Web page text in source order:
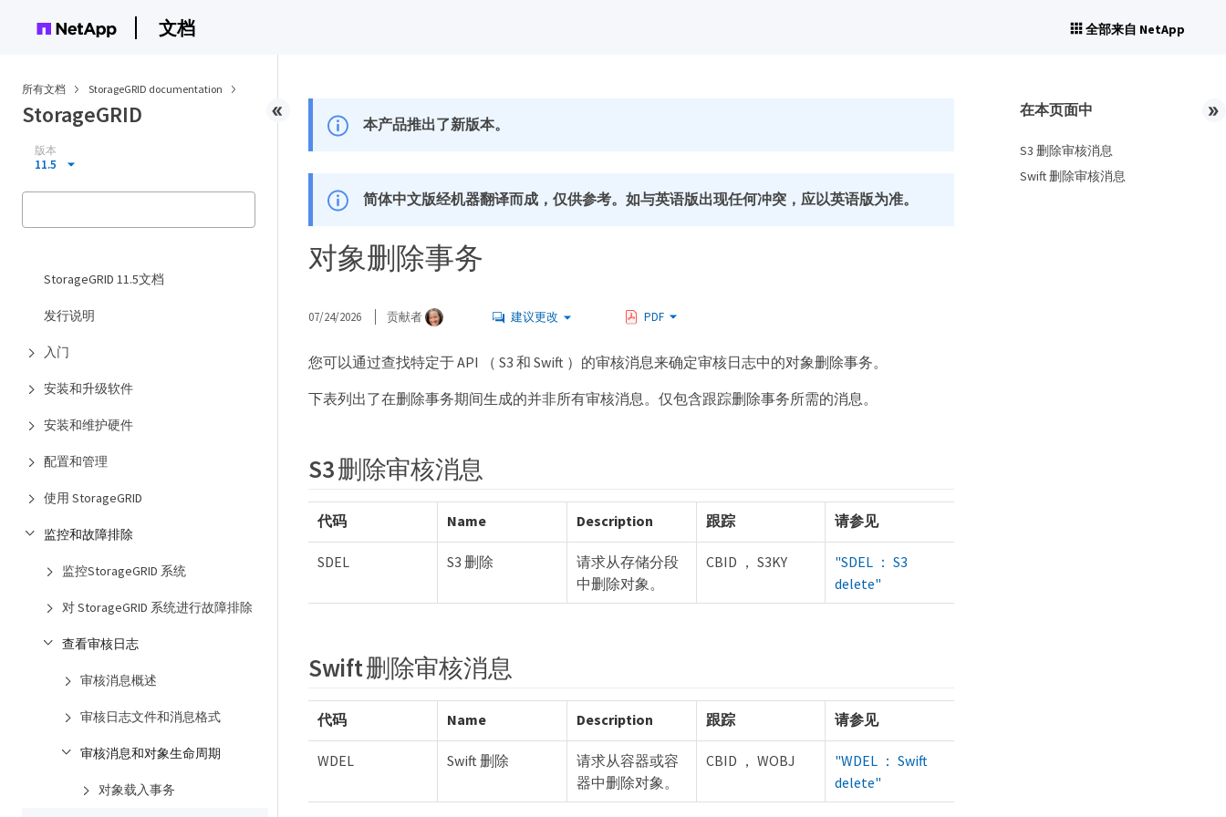
文档 全部来自 NetApp
所有文档 StorageGRID documentation
StorageGRID
版本
11.5
StorageGRID 11.5文档
发行说明
入门
安装和升级软件
安装和维护硬件
配置和管理
使用 StorageGRID
监控和故障排除
监控StorageGRID 系统
对 StorageGRID 系统进行故障排除
查看审核日志
审核消息概述
审核日志文件和消息格式
审核消息和对象生命周期
对象载入事务
本产品推出了新版本。
简体中文版经机器翻译而成，仅供参考。如与英语版出现任何冲突，应以英语版为准。
对象删除事务
07/24/2026 贡献者 建议更改 PDF
您可以通过查找特定于 API （ S3 和 Swift ）的审核消息来确定审核日志中的对象删除事务。
下表列出了在删除事务期间生成的并非所有审核消息。仅包含跟踪删除事务所需的消息。
S3 删除审核消息
代码 Name Description 跟踪 请参见
SDEL S3 删除
请求从存储分段
中删除对象。
CBID ， S3KY
"SDEL ： S3
delete"
Swift 删除审核消息
代码 Name Description 跟踪 请参见
WDEL Swift 删除
请求从容器或容
器中删除对象。
CBID ， WOBJ
"WDEL ： Swift
delete"
在本页面中
S3 删除审核消息
Swift 删除审核消息